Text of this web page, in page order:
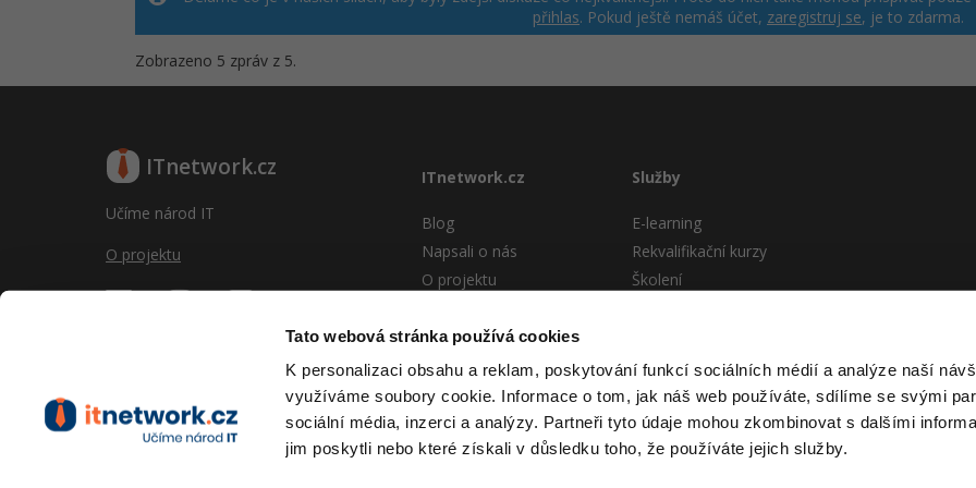
Tato webová stránka používá cookies
K personalizaci obsahu a reklam, poskytování funkcí sociálních médií a analýze naší
využíváme soubory cookie. Informace o tom, jak náš web používáte, sdílíme se svými
sociální média, inzerci a analýzy. Partneři tyto údaje mohou zkombinovat s dalšími
jim poskytli nebo které získali v důsledku toho, že používáte jejich služby.
přihlas. Pokud ještě nemáš účet, zaregistruj se, je to zdarma.
Zobrazeno 5 zpráv z 5.
ITnetwork.cz
Učíme národ IT
O projektu
ITnetwork.cz
Blog
Napsali o nás
O projektu
Vývoj systému
Provozní podmínky
RSS
Kontakt
Služby
E-learning
Rekvalifikační kurzy
Školení